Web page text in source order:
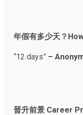
年假有多少天？
“12 days” –
晉升前景 Career